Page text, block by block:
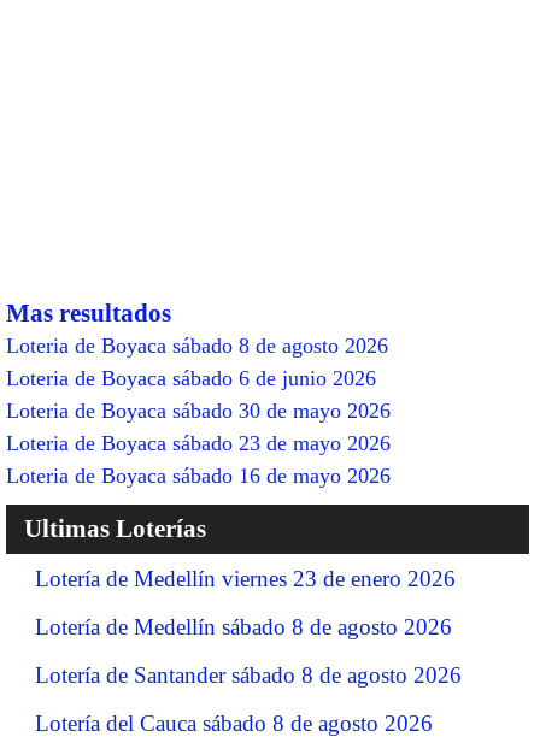
Mas resultados
Loteria de Boyaca sábado 8 de agosto 2026
Loteria de Boyaca sábado 6 de junio 2026
Loteria de Boyaca sábado 30 de mayo 2026
Loteria de Boyaca sábado 23 de mayo 2026
Loteria de Boyaca sábado 16 de mayo 2026
Ultimas Loterías
Lotería de Medellín viernes 23 de enero 2026
Lotería de Medellín sábado 8 de agosto 2026
Lotería de Santander sábado 8 de agosto 2026
Lotería del Cauca sábado 8 de agosto 2026